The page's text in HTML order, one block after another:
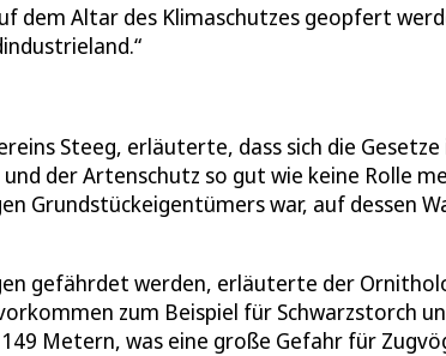
dem Altar des Klimaschutzes geopfert
Steeg, erläuterte, dass sich die
der Artenschutz so gut wie keine Rolle
Grundstückeigentümers war, auf dessen
gefährdet werden, erläuterte der
zum Beispiel für Schwarzstorch
Metern, was eine große Gefahr für